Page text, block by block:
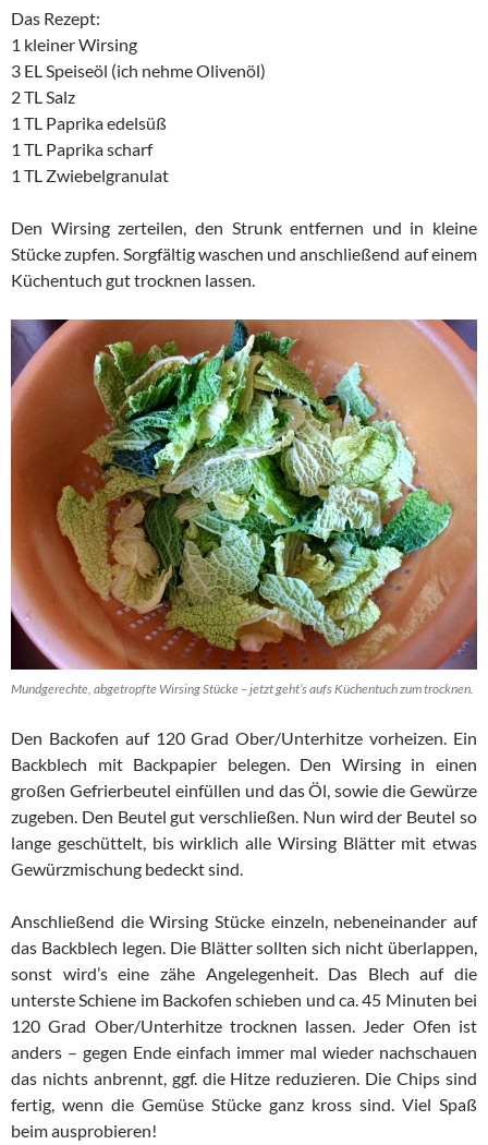
Das Rezept:
1 kleiner Wirsing
3 EL Speiseöl (ich nehme Olivenöl)
2 TL Salz
1 TL Paprika edelsüß
1 TL Paprika scharf
1 TL Zwiebelgranulat
Den Wirsing zerteilen, den Strunk entfernen und in kleine
Stücke zupfen. Sorgfältig waschen und anschließend auf einem
Küchentuch gut trocknen lassen.
Mundgerechte, abgetropfte Wirsing Stücke – jetzt geht’s aufs Küchentuch zum trocknen.
Den Backofen auf 120 Grad Ober/Unterhitze vorheizen. Ein
Backblech mit Backpapier belegen. Den Wirsing in einen
großen Gefrierbeutel einfüllen und das Öl, sowie die Gewürze
zugeben. Den Beutel gut verschließen. Nun wird der Beutel so
lange geschüttelt, bis wirklich alle Wirsing Blätter mit etwas
Gewürzmischung bedeckt sind.
Anschließend die Wirsing Stücke einzeln, nebeneinander auf
das Backblech legen. Die Blätter sollten sich nicht überlappen,
sonst wird’s eine zähe Angelegenheit. Das Blech auf die
unterste Schiene im Backofen schieben und ca. 45 Minuten bei
120 Grad Ober/Unterhitze trocknen lassen. Jeder Ofen ist
anders – gegen Ende einfach immer mal wieder nachschauen
das nichts anbrennt, ggf. die Hitze reduzieren. Die Chips sind
fertig, wenn die Gemüse Stücke ganz kross sind. Viel Spaß
beim ausprobieren!